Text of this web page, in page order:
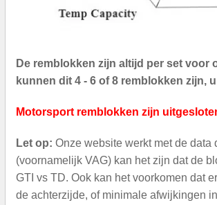
De remblokken zijn altijd per set voor
kunnen dit 4 - 6 of 8 remblokken zijn,
Motorsport remblokken zijn
Let op: Onze website werkt met de
(voornamelijk VAG) kan het zijn dat de
GTI vs TD. Ook kan het voorkomen dat
de achterzijde, of minimale afwijkingen